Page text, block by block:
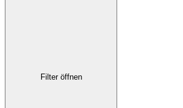
Filter öffnen